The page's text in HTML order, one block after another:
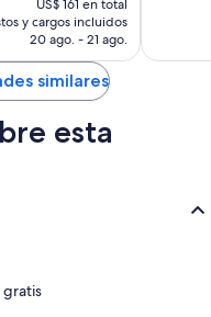
actual
es
de
US$ 142
US$ 161 en total
y cargos incluidos
20 ago. - 21 ago.
similares
esta
gratis